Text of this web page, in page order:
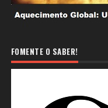
FOMENTE O SABER!